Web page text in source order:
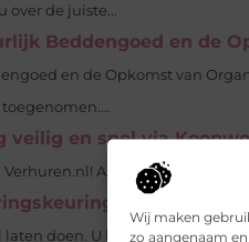
Wij maken
zo aangenaam
over de juiste...
Beddengoed en de
en de Opkomst van
veilig en snel via
Als u uw woning via
in Amsterdam
doen. U laat een